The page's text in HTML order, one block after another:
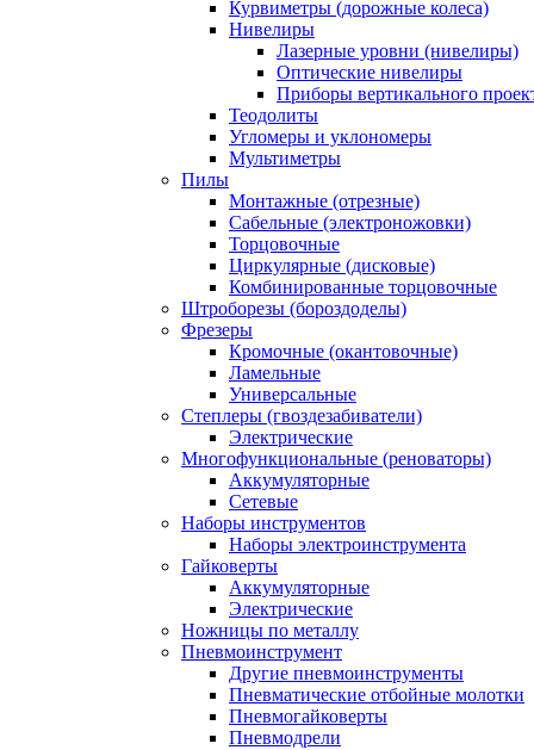
Курвиметры (дорожные колеса)
Нивелиры
Лазерные уровни (нивелиры)
Оптические нивелиры
Приборы вертикального
Теодолиты
Угломеры и уклономеры
Мультиметры
Пилы
Монтажные (отрезные)
Сабельные (электроножовки)
Торцовочные
Циркулярные (дисковые)
Комбинированные торцовочные
Штроборезы (бороздоделы)
Фрезеры
Кромочные (окантовочные)
Ламельные
Универсальные
Степлеры (гвоздезабиватели)
Электрические
Многофункциональные (реноваторы)
Аккумуляторные
Сетевые
Наборы инструментов
Наборы электроинструмента
Гайковерты
Аккумуляторные
Электрические
Ножницы по металлу
Пневмоинструмент
Другие пневмоинструменты
Пневматические отбойные молотки
Пневмогайковерты
Пневмодрели